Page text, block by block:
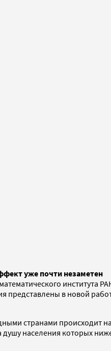
уже почти незаметен
института
представлены в новой
странами происходит
населения которых